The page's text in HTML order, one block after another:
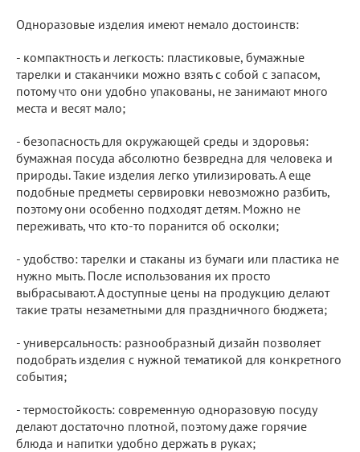
Одноразовые изделия имеют немало достоинств:
- компактность и легкость: пластиковые, бумажные
тарелки и стаканчики можно взять с собой с запасом,
потому что они удобно упакованы, не занимают много
места и весят мало;
- безопасность для окружающей среды и здоровья:
бумажная посуда абсолютно безвредна для человека и
природы. Такие изделия легко утилизировать. А еще
подобные предметы сервировки невозможно разбить,
поэтому они особенно подходят детям. Можно не
переживать, что кто-то поранится об осколки;
- удобство: тарелки и стаканы из бумаги или пластика не
нужно мыть. После использования их просто
выбрасывают. А доступные цены на продукцию делают
такие траты незаметными для праздничного бюджета;
- универсальность: разнообразный дизайн позволяет
подобрать изделия с нужной тематикой для конкретного
события;
- термостойкость: современную одноразовую посуду
делают достаточно плотной, поэтому даже горячие
блюда и напитки удобно держать в руках;